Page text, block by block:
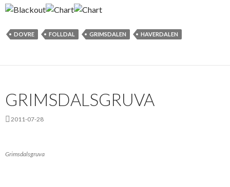
DOVRE FOLLDAL GRIMSDALEN HAVERDALEN
GRIMSDALSGRUVA
2011-07-28
Grimsdalsgruva